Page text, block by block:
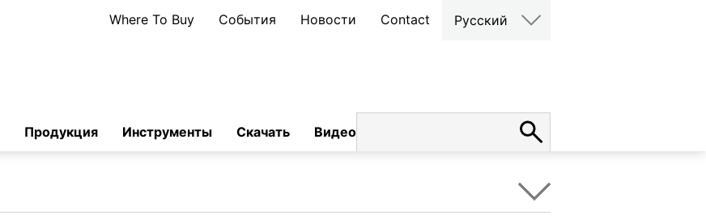
Where To Buy События Новости Contact Русский
Продукция Инструменты Скачать Видео